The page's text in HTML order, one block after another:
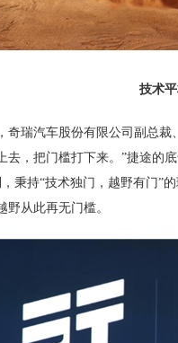
技术
奇瑞汽车股份有限公司副总裁
去，把门槛打下来。”捷途的
秉持“技术独门，越野有门”
野从此再无门槛。